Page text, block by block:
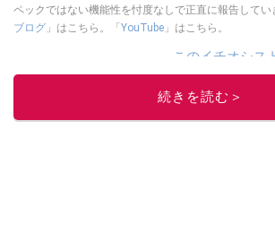
ペックではない機能性を忖度なしで正直に報告してい
ブログ 」はこちら。「YouTube 」はこちら。
このイチオシス
続きを読む＞